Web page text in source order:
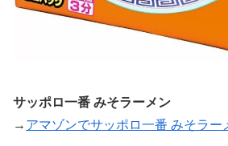
サッポロ一番 みそラーメン
→ アマゾンでサッポロ一番 みそラー